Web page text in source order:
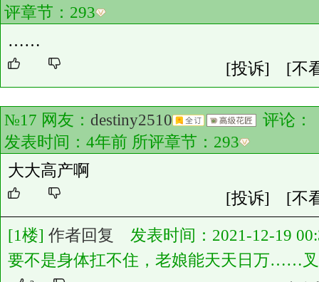
评章节： 293
……
[投诉]
[不
№17 网友： destiny2510 评论：
发表时间：4年前 所评章节： 293
大大高产啊
[投诉]
[不
[1楼] 作者回复
发表时间：2021-12-19
要不是身体扛不住，老娘能天天日万……叉